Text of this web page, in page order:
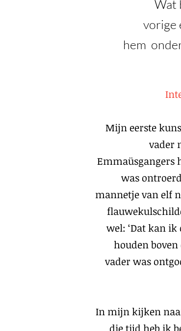
Wat
vorige
hem
Mijn eerste
vader
Emmaüsgangers
was
mannetje van elf
wel: ‘Dat kan
houden boven
vader was
In mijn kijken
die tijd heb ik